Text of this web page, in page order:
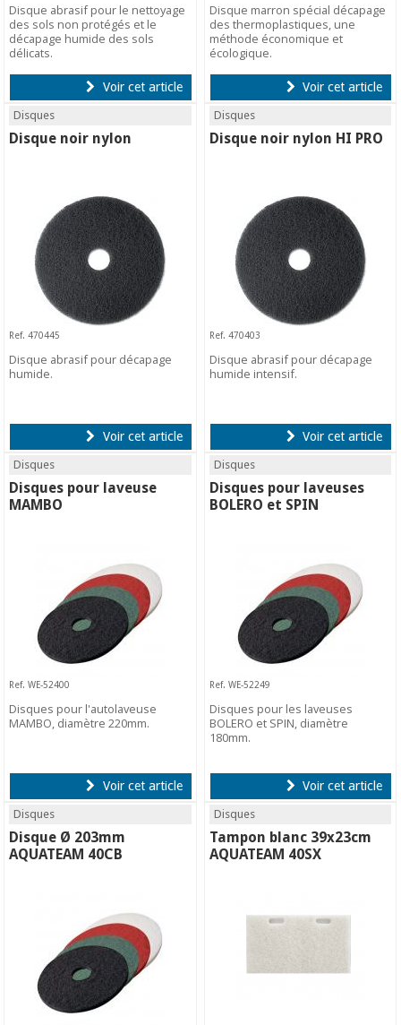
Disque abrasif pour le nettoyage
des sols non protégés et le
décapage humide des sols
délicats.
Voir cet article
Disque marron spécial décapage
des thermoplastiques, une
méthode économique et
écologique.
Voir cet article
Disques
Disque noir nylon
Ref. 470445
Disque abrasif pour décapage
humide.
Voir cet article
Disques
Disque noir nylon HI PRO
Ref. 470403
Disque abrasif pour décapage
humide intensif.
Voir cet article
Disques
Disques pour laveuse
MAMBO
Ref. WE-52400
Disques pour l'autolaveuse
MAMBO, diamètre 220mm.
Voir cet article
Disques
Disques pour laveuses
BOLERO et SPIN
Ref. WE-52249
Disques pour les laveuses
BOLERO et SPIN, diamètre
180mm.
Voir cet article
Disques
Disque Ø 203mm
AQUATEAM 40CB
Disques
Tampon blanc 39x23cm
AQUATEAM 40SX